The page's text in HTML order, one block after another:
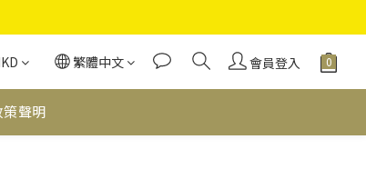
繁體中文 會員登入
聲明